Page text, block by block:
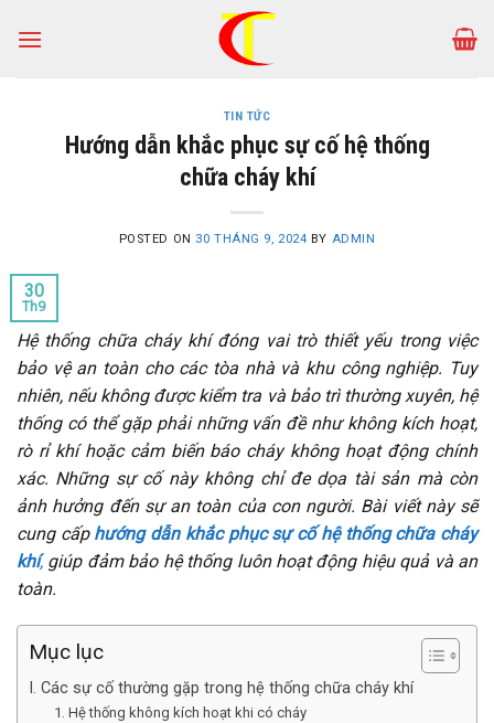
TIN TỨC
Hướng dẫn khắc phục sự cố hệ thống
chữa cháy khí
POSTED ON 30 THÁNG 9, 2024 BY ADMIN
30
Th9
Hệ thống chữa cháy khí đóng vai trò thiết yếu trong việc
bảo vệ an toàn cho các tòa nhà và khu công nghiệp. Tuy
nhiên, nếu không được kiểm tra và bảo trì thường xuyên, hệ
thống có thể gặp phải những vấn đề như không kích hoạt,
rò rỉ khí hoặc cảm biến báo cháy không hoạt động chính
xác. Những sự cố này không chỉ đe dọa tài sản mà còn
ảnh hưởng đến sự an toàn của con người. Bài viết này sẽ
cung cấphướng dẫn khắc phục sự cố hệ thống chữa cháy
khí,giúp đảm bảo hệ thống luôn hoạt động hiệu quả và an
toàn.
Mục lục
I. Các sự cố thường gặp trong hệ thống chữa cháy khí
1. Hệ thống không kích hoạt khi có cháy